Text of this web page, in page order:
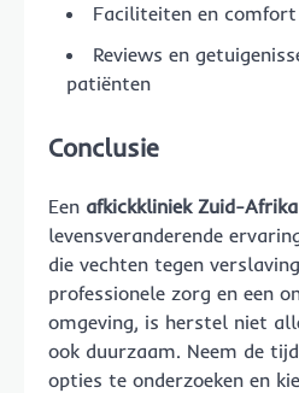
Faciliteiten en comfort
Reviews en
patiënten
Conclusie
Een afkickkliniek Zuid-Afrika
levensveranderende
die vechten tegen
professionele zorg en een
omgeving, is herstel niet
ook duurzaam. Neem de
opties te onderzoeken en